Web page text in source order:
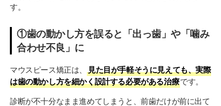
す。
①歯の動かし方を誤ると「出っ歯」や「噛み
合わせ不良」に
マウスピース矯正は、
見た目が手軽そうに見えても、実際
は歯の動かし方を細かく設計する必要がある治療です。
診断が不十分なまま進めてしまうと、前歯だけが前に出て